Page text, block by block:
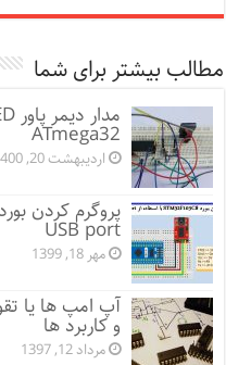
مطالب بیشتر برای شما
ATmega32
اردیبهشت 20, 1400
USB port
مهر 18, 1399
آپ امپ ها یا
و کاربرد ها
مرداد 12, 1397